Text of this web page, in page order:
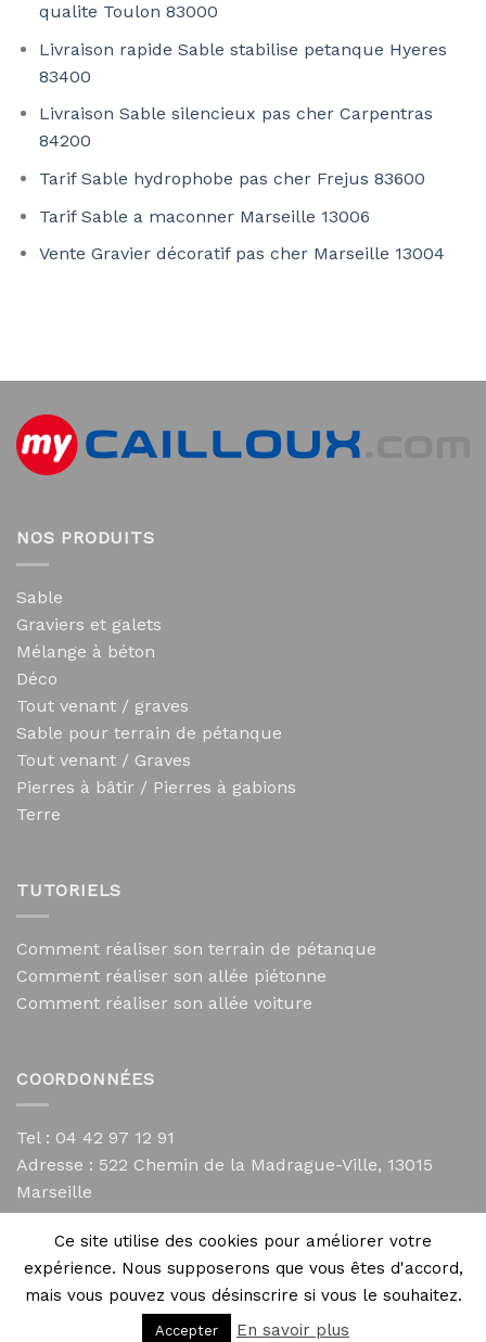
qualite Toulon 83000
Livraison rapide Sable stabilise petanque Hyeres
83400
Livraison Sable silencieux pas cher Carpentras
84200
Tarif Sable hydrophobe pas cher Frejus 83600
Tarif Sable a maconner Marseille 13006
Vente Gravier décoratif pas cher Marseille 13004
NOS PRODUITS
Sable
Graviers et galets
Mélange à béton
Déco
Tout venant / graves
Sable pour terrain de pétanque
Tout venant / Graves
Pierres à bâtir / Pierres à gabions
Terre
TUTORIELS
Comment réaliser son terrain de pétanque
Comment réaliser son allée piétonne
Comment réaliser son allée voiture
COORDONNÉES
Tel : 04 42 97 12 91
Adresse : 522 Chemin de la Madrague-Ville, 13015
Marseille
contact@mycailloux.com
Mentions légales
Copyright 2026 © Directives Web
Ce site utilise des cookies pour améliorer votre
expérience. Nous supposerons que vous êtes d'accord,
mais vous pouvez vous désinscrire si vous le souhaitez.
Accepter En savoir plus